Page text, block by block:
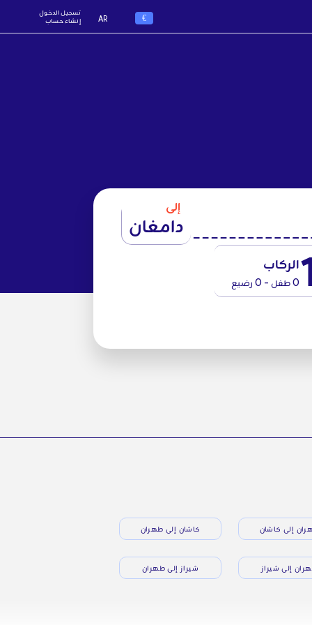
€
AR
تسجيل الدخول
إنشاء حساب
إلى
دامغان
الركاب
0 طفل - 0 رضيع
إلى كاشان كاشان إلى طهران
إلى شيراز شيراز إلى طهران